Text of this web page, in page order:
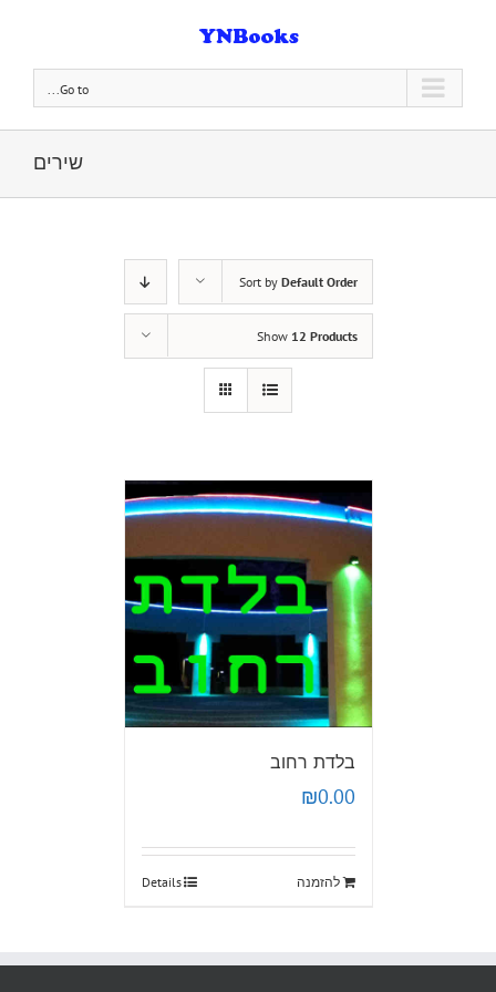
Go to...
שירים
Sort by Default Order
Show 12 Products
בלדת רחוב
₪0.00
להזמנה Details